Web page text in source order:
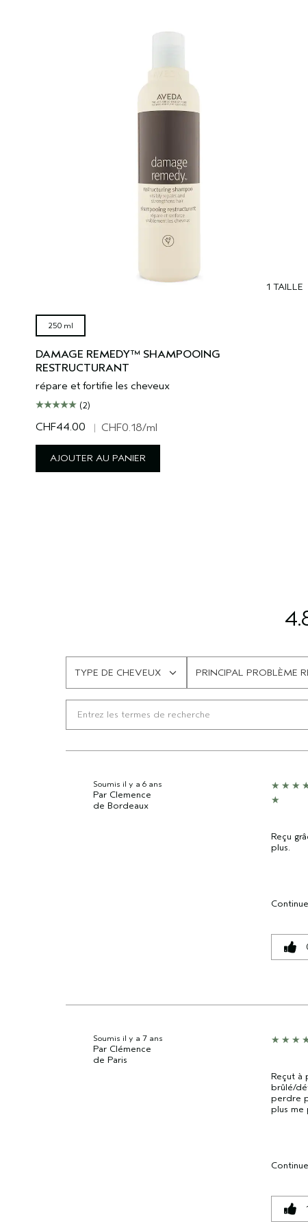
1 TAILLE
250 ml
DAMAGE REMEDY™ SHAMPOOING
RESTRUCTURANT
répare et fortifie les cheveux
(2)
CHF44.00 | CHF0.18/ml
AJOUTER AU PANIER
TYPE DE CHEVEUX
FRANÇAIS
PRINCIPAL PROBLÈME
FRANÇAIS
Soumis il y a 6 ans
Par Clemence
de Bordeaux
Reçu
plus.
Soumis il y a 7 ans
Par Clémence
de Paris
Reçut à
brûlé/
perdre
plus me